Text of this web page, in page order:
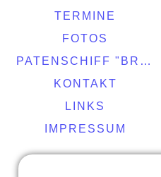
TERMINE
FOTOS
PATENSCHIFF "BRASIL"
KONTAKT
LINKS
IMPRESSUM